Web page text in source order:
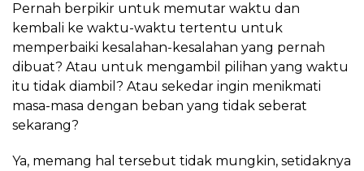
Pernah berpikir untuk memutar waktu dan
kembali ke waktu-waktu tertentu untuk
memperbaiki kesalahan-kesalahan yang pernah
dibuat? Atau untuk mengambil pilihan yang waktu
itu tidak diambil? Atau sekedar ingin menikmati
masa-masa dengan beban yang tidak seberat
sekarang?
Ya, memang hal tersebut tidak mungkin, setidaknya